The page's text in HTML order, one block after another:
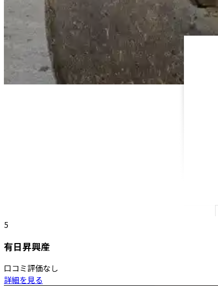
5
有日昇興産
口コミ評価なし
詳細を見る